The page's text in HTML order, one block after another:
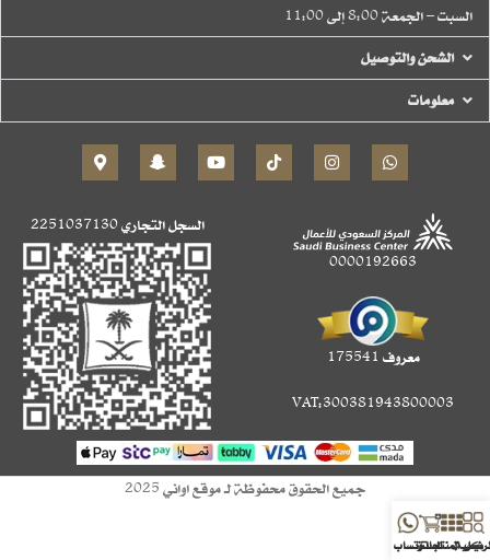
السبت – الجمعة 8:00 إلى 11:00
الشحن والتوصيل
معلومات
0000192663
معروف 175541
VAT:300381943800003
السجل التجاري2251037130
جميع الحقوق محفوظة لـ موقع اواني 2025
كل المنتجات
السلةوتساب